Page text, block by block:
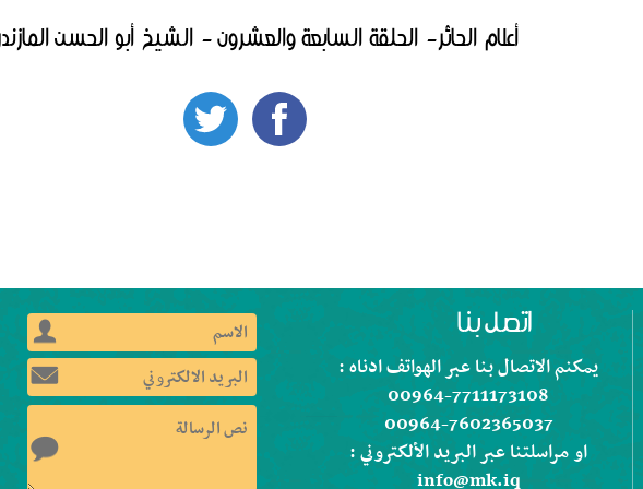
أعلام الحائر- الحلقة السابعة والعشرون - الشيخ أبو الحسن
يمكنم الاتصال بنا عبر الهواتف ادناه :
00964-7711173108
00964-7602365037
او مراسلتنا عبر البريد الألكتروني :
info@mk.iq